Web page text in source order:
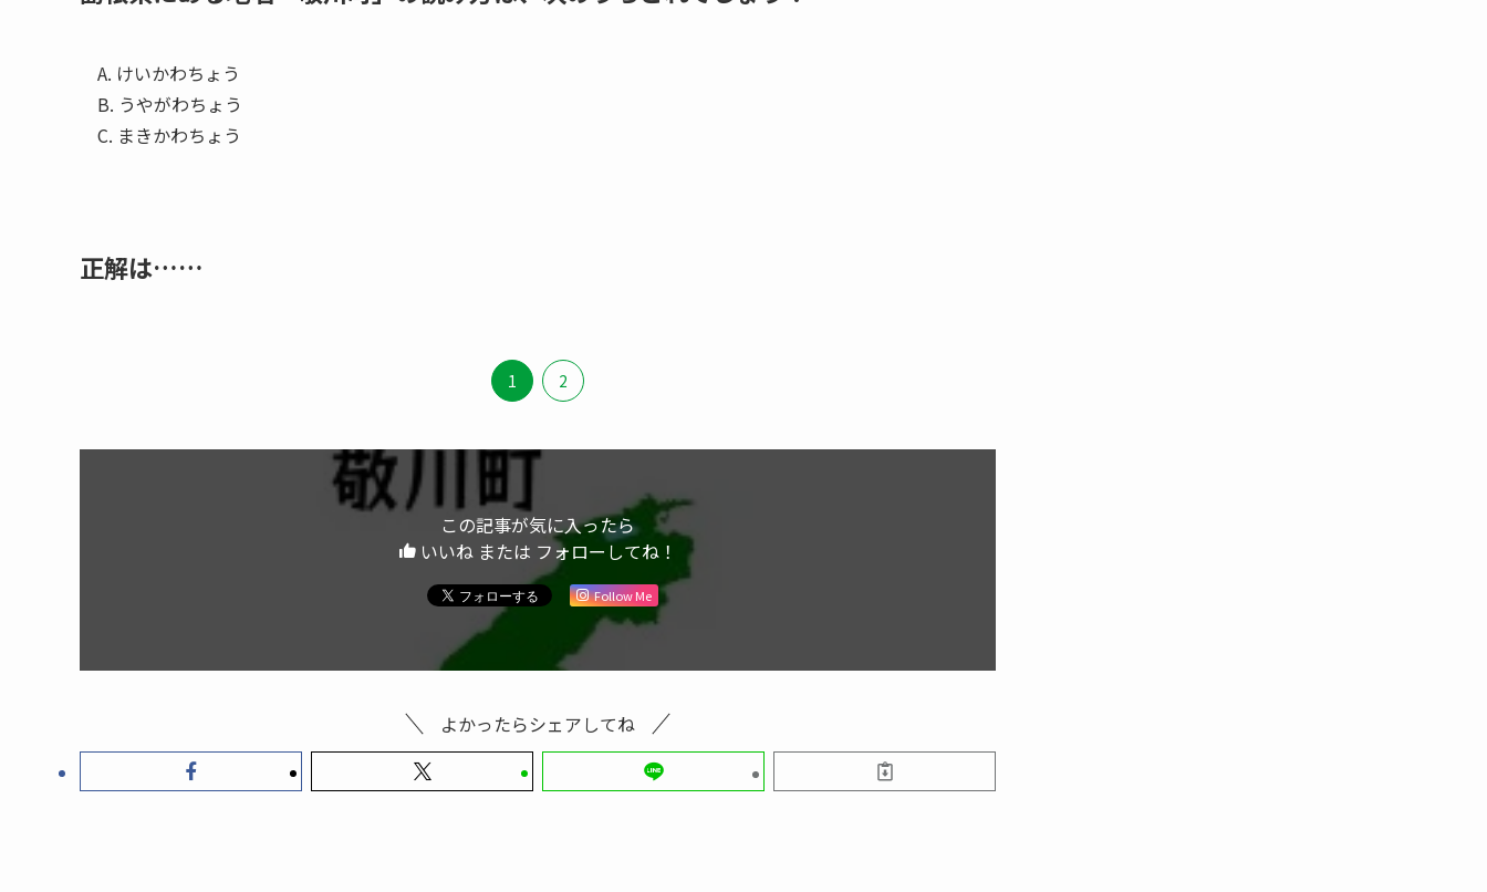
A. けいかわちょう
B. うやがわちょう
C. まきかわちょう
正解は……
1 2
この記事が気に入ったら
いいね または フォローしてね！
Follow Me
よかったらシェアしてね